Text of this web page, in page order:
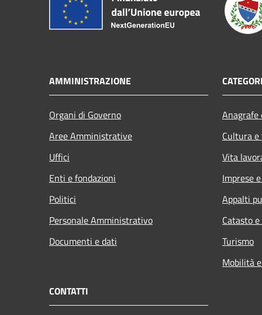
AMMINISTRAZIONE
Organi di Governo
Aree Amministrative
Uffici
Enti e fondazioni
Politici
Personale Amministrativo
Documenti e dati
Cultura
Vita
Imprese
Appalti
Catasto
Turismo
Mobilità
CONTATTI